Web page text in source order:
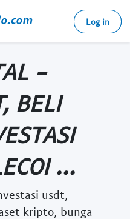
Log in
-
BELI
...
usdt,
kripto, bunga